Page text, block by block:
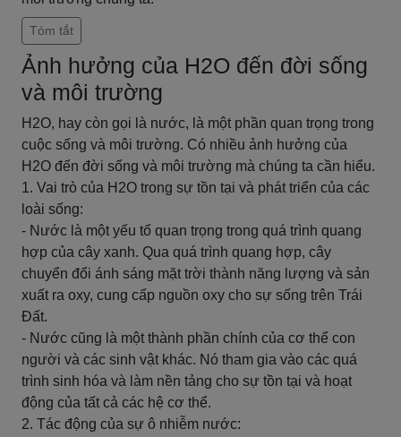
Tóm tắt
Ảnh hưởng của H2O đến đời sống
và môi trường
H2O, hay còn gọi là nước, là một phần quan trọng trong
cuộc sống và môi trường. Có nhiều ảnh hưởng của
H2O đến đời sống và môi trường mà chúng ta cần hiểu.
1. Vai trò của H2O trong sự tồn tại và phát triển của các
loài sống:
- Nước là một yếu tố quan trọng trong quá trình quang
hợp của cây xanh. Qua quá trình quang hợp, cây
chuyển đổi ánh sáng mặt trời thành năng lượng và sản
xuất ra oxy, cung cấp nguồn oxy cho sự sống trên Trái
Đất.
- Nước cũng là một thành phần chính của cơ thể con
người và các sinh vật khác. Nó tham gia vào các quá
trình sinh hóa và làm nền tảng cho sự tồn tại và hoạt
động của tất cả các hệ cơ thể.
2. Tác động của sự ô nhiễm nước: